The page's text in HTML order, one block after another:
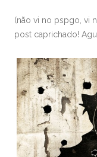
(não vi no pspgo, vi
post caprichado!